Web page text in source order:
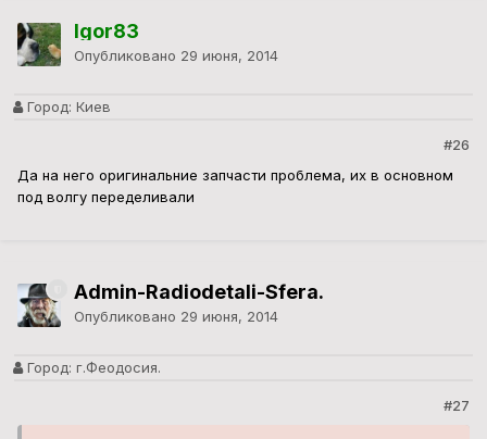
Igor83
Опубликовано 29 июня, 2014
Город: Киев
#26
Да на него оригинальние запчасти проблема, их в основном
под волгу переделивали
Admin-Radiodetali-Sfera.
Опубликовано 29 июня, 2014
Город: г.Феодосия.
#27